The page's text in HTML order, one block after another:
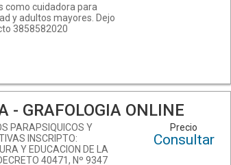
como cuidadora para
y adultos mayores. Dejo
3858582020
- GRAFOLOGIA ONLINE
PARAPSIQUICOS Y
INSCRIPTO:
Y EDUCACION DE LA
40471, Nº 9347
Precio
Consultar